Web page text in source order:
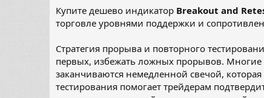
Купите дешево индикатор Breakout and
торговле уровнями поддержки и
Стратегия прорыва и повторного
первых, избежать ложных прорывов.
заканчиваются немедленной свечой,
тестирования помогает трейдерам